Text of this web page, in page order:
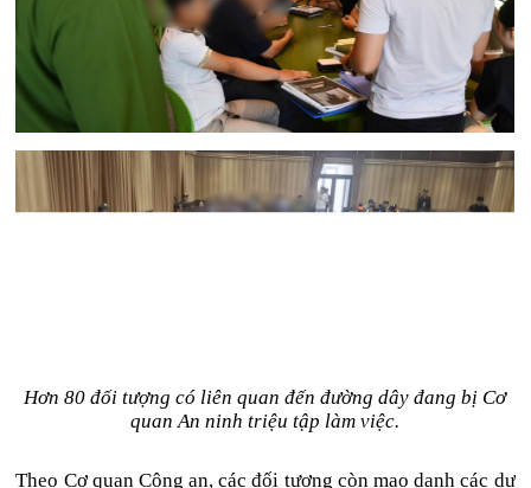
Hơn 80 đối tượng có liên quan đến đường dây đang bị Cơ
quan An ninh triệu tập làm việc.
Theo Cơ quan Công an, các đối tượng còn mạo danh các dự